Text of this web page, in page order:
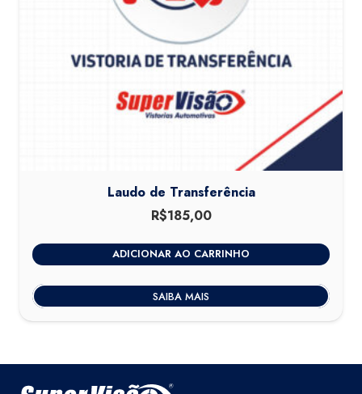
Laudo de Transferência
R$185,00
ADICIONAR AO CARRINHO
SAIBA MAIS